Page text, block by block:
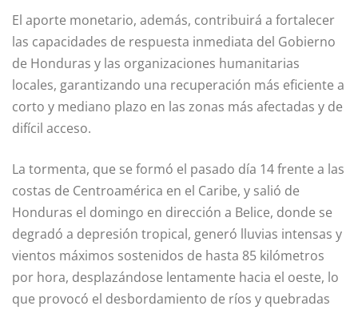
El aporte monetario, además, contribuirá a fortalecer
las capacidades de respuesta inmediata del Gobierno
de Honduras y las organizaciones humanitarias
locales, garantizando una recuperación más eficiente a
corto y mediano plazo en las zonas más afectadas y de
difícil acceso.
La tormenta, que se formó el pasado día 14 frente a las
costas de Centroamérica en el Caribe, y salió de
Honduras el domingo en dirección a Belice, donde se
degradó a depresión tropical, generó lluvias intensas y
vientos máximos sostenidos de hasta 85 kilómetros
por hora, desplazándose lentamente hacia el oeste, lo
que provocó el desbordamiento de ríos y quebradas